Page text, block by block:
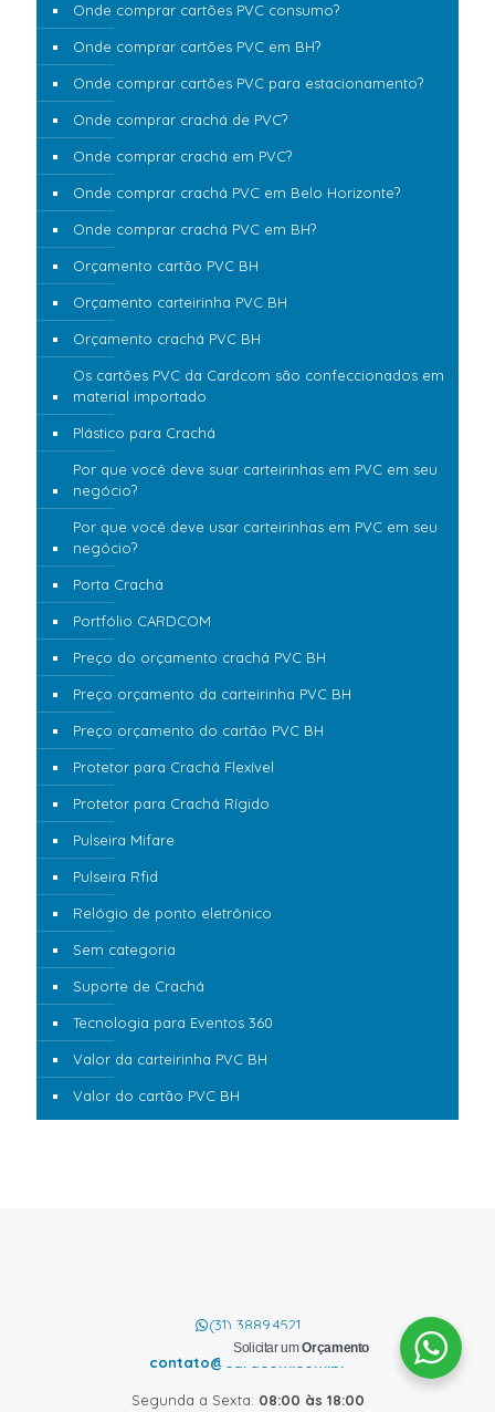
Onde comprar cartões PVC consumo?
Onde comprar cartões PVC em BH?
Onde comprar cartões PVC para estacionamento?
Onde comprar crachá de PVC?
Onde comprar crachá em PVC?
Onde comprar crachá PVC em Belo Horizonte?
Onde comprar crachá PVC em BH?
Orçamento cartão PVC BH
Orçamento carteirinha PVC BH
Orçamento crachá PVC BH
Os cartões PVC da Cardcom são confeccionados em
material importado
Plástico para Crachá
Por que você deve suar carteirinhas em PVC em seu
negócio?
Por que você deve usar carteirinhas em PVC em seu
negócio?
Porta Crachá
Portfólio CARDCOM
Preço do orçamento crachá PVC BH
Preço orçamento da carteirinha PVC BH
Preço orçamento do cartão PVC BH
Protetor para Crachá Flexível
Protetor para Crachá Rígido
Pulseira Mifare
Pulseira Rfid
Relógio de ponto eletrônico
Sem categoria
Suporte de Crachá
Tecnologia para Eventos 360
Valor da carteirinha PVC BH
Valor do cartão PVC BH
(31) 3889.4521
contato@cardcom.com.br
Segunda a Sexta: 08:00 às 18:00
Solicitar umOrçamento